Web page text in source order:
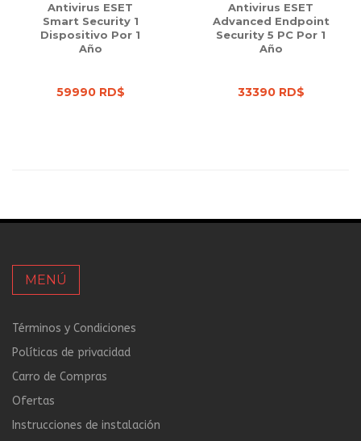
Antivirus ESET
Smart Security 1
Dispositivo Por 1
Año
59990 RD$
Antivirus ESET
Advanced Endpoint
Security 5 PC Por 1
Año
33390 RD$
MENÚ
Términos y Condiciones
Políticas de privacidad
Carro de Compras
Ofertas
Instrucciones de instalación